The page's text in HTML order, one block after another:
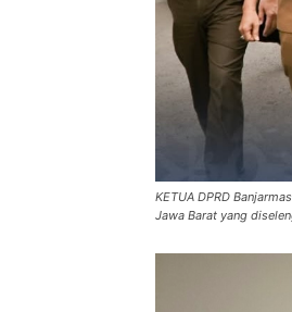
KETUA DPRD
Jawa Barat yang